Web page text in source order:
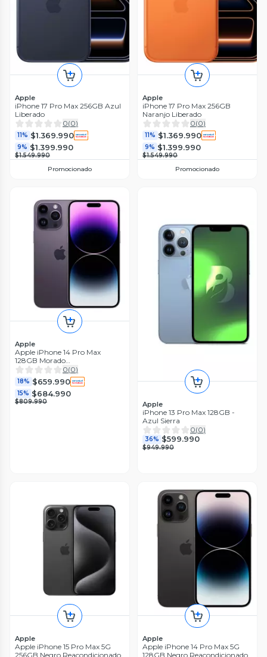
Apple
iPhone 17 Pro Max 256GB Azul
Liberado
0(0)
11% $1.369.990
9% $1.399.990
$1.549.990
Promocionado
Apple
iPhone 17 Pro Max 256GB
Naranjo Liberado
0(0)
11% $1.369.990
9% $1.399.990
$1.549.990
Promocionado
Apple
Apple iPhone 14 Pro Max
128GB Morado
Reacondicionado
0(0)
18% $659.990
15% $684.990
$809.990 Apple
iPhone 13 Pro Max 128GB -
Azul Sierra
0(0)
36% $599.990
$949.990
Apple
Apple iPhone 15 Pro Max 5G
256GB Negro Reacondicionado
Apple
Apple iPhone 14 Pro Max 5G
128GB Negro Reacondicionado